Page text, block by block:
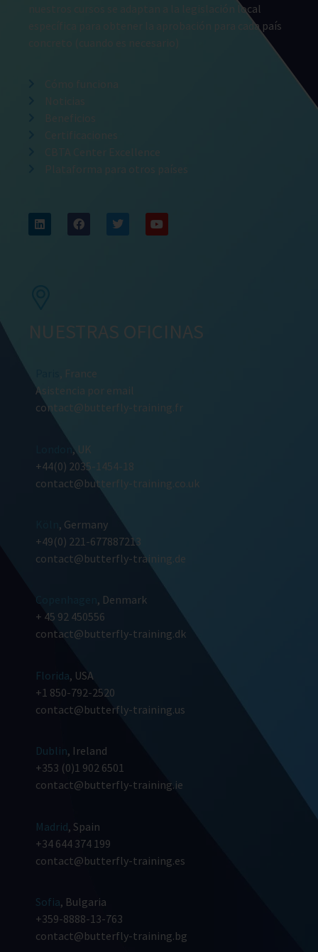
nuestros cursos se adaptan a la legislación local
específica para obtener la aprobación para cada país
CBTA Center Excellence
Plataforma para otros países
NUESTRAS OFICINAS
, France
Asistencia por email
contact@butterfly-training.fr
, UK
+44(0) 2035-1454-18
contact@butterfly-training.co.uk
, Germany
+49(0) 221-677887213
contact@butterfly-training.de
Copenhagen , Denmark
+ 45 92 450556
contact@butterfly-training.dk
Florida, USA
+1 850-792-2520
contact@butterfly-training.us
Dublin, Ireland
+353 (0)1 902 6501
contact@butterfly-training.ie
Madrid, Spain
+34 644 374 199
contact@butterfly-training.es
Sofia, Bulgaria
+359-8888-13-763
contact@butterfly-training.bg